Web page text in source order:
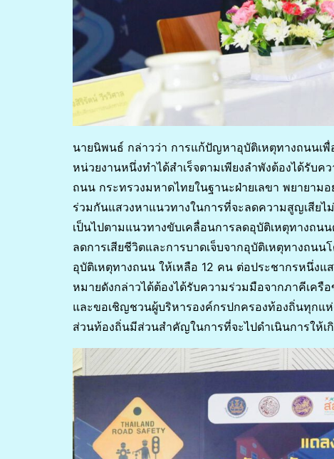
นายนิพนธ์ กล่าวว่า การแก้ปัญหาอุบัติเหตุทางถนนเ
หน่วยงานหนึ่งทำได้สำเร็จตามเพียงลำพังต้องได้รับ
ถนน กระทรวงมหาดไทยในฐานะฝ่ายเลขา พยายาม
ร่วมกันแสวงหาแนวทางในการที่จะลดความสูญเสีย
เป็นไปตามแนวทางขับเคลื่อนการลดอุบัติเหตุทางถ
ลดการเสียชีวิตและการบาดเจ็บจากอุบัติเหตุทางถนน
อุบัติเหตุทางถนน ให้เหลือ 12 คน ต่อประชากรหนึ่งแ
หมายดังกล่าวได้ต้องได้รับความร่วมมือจากภาคีเครื
และขอเชิญชวนผู้บริหารองค์กรปกครองท้องถิ่นทุกแ
ส่วนท้องถิ่นมีส่วนสำคัญในการที่จะไปดำเนินการให้